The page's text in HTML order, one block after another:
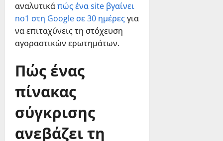
αναλυτικάπώς ένα site βγαίνει
no1 στη Google σε 30 ημέρεςγια
να επιταχύνεις τη στόχευση
αγοραστικών ερωτημάτων.
Πώς ένας
πίνακας
σύγκρισης
ανεβάζει τη